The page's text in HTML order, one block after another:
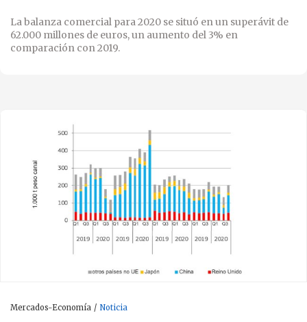
La balanza comercial para 2020 se situó en un superávit de
62.000 millones de euros, un aumento del 3% en
comparación con 2019.
Mercados-Economía Noticia